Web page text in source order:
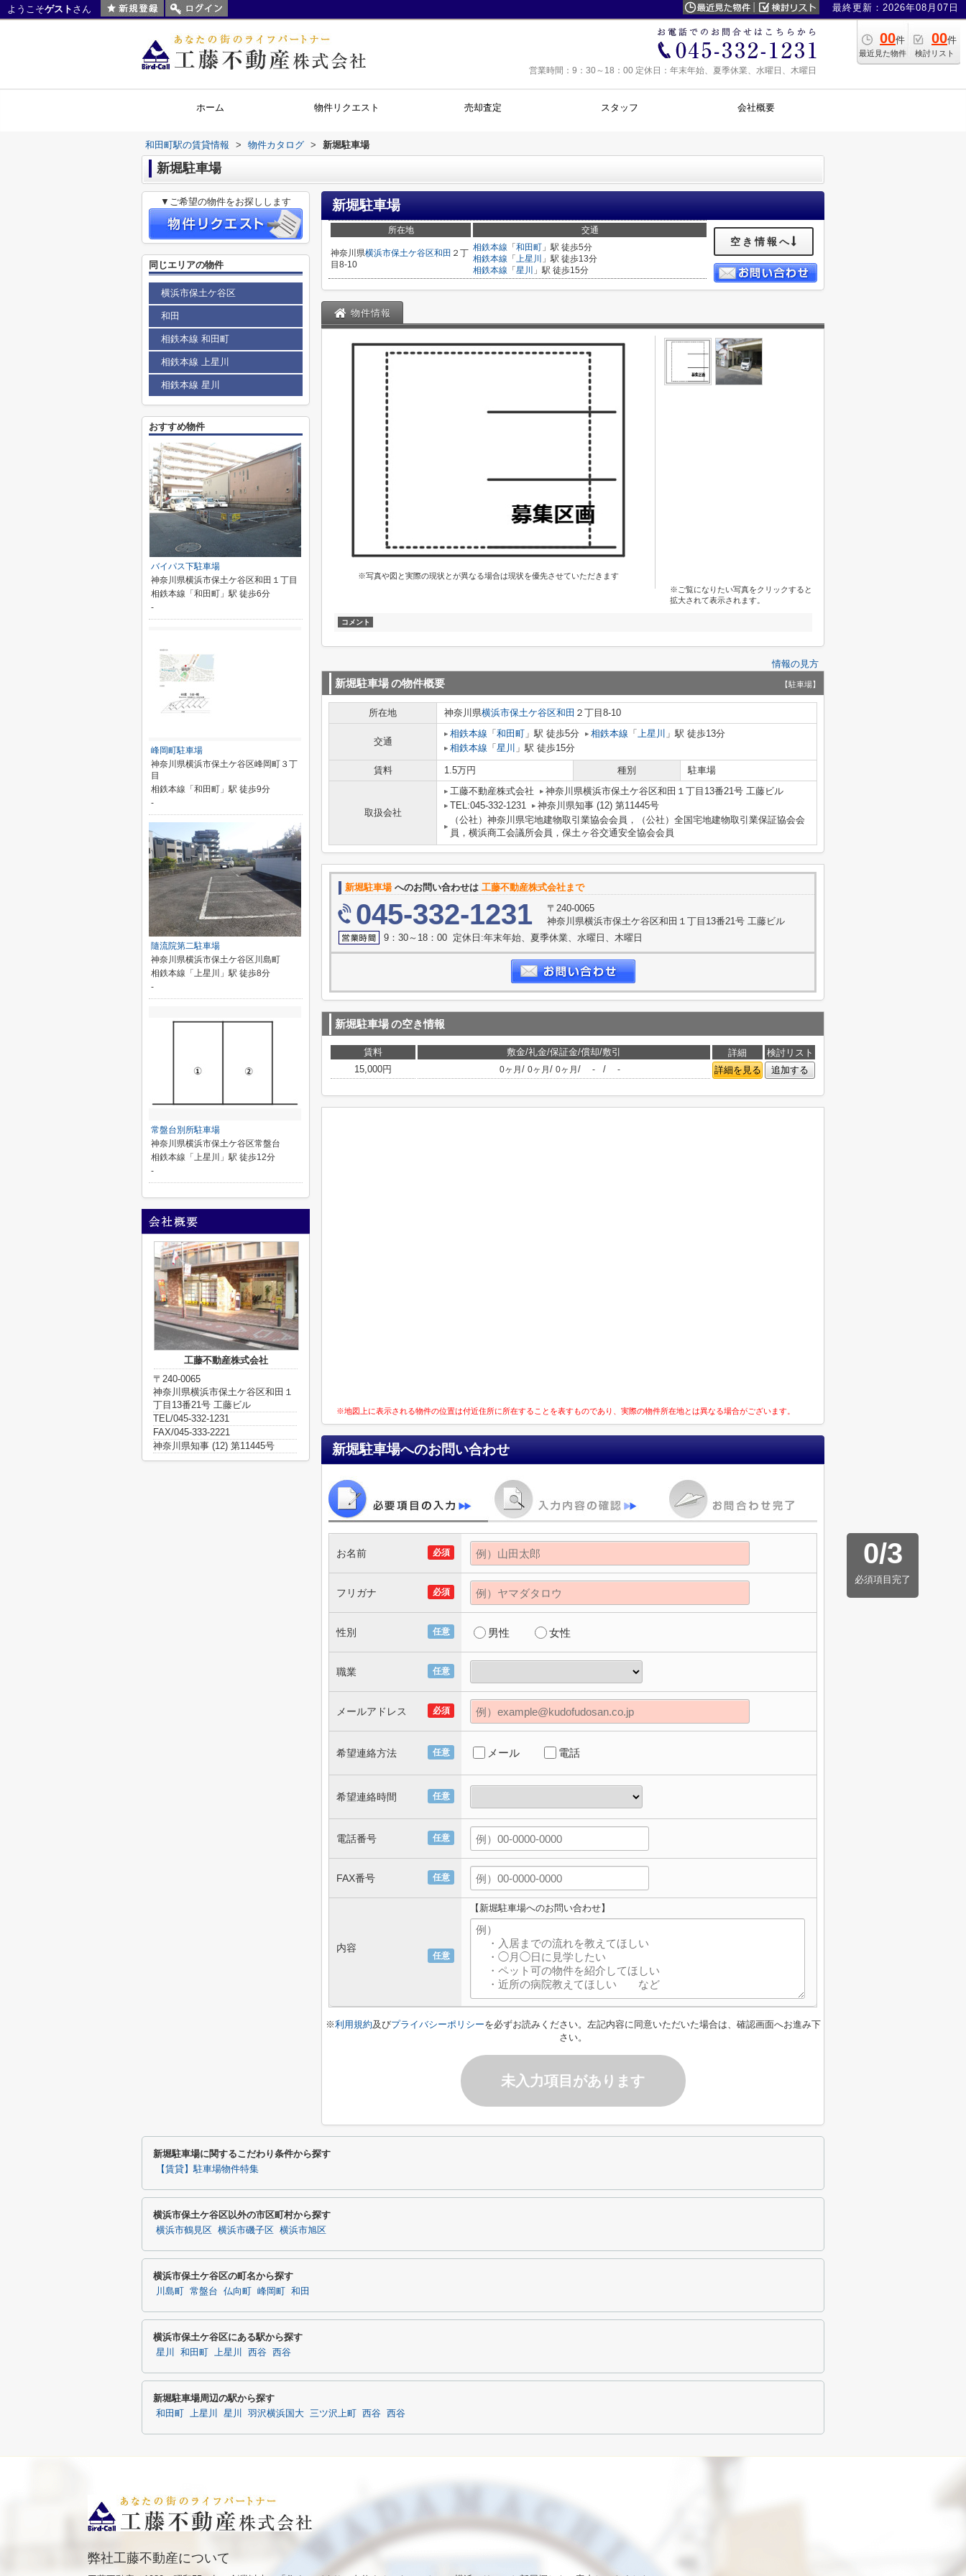
ようこそゲスト さん 最終更新：2026年08月07日
00件
最近見た物件
00件
検討リスト
営業時間：9：30～18：00 定休日：年末年始、夏季休業、水曜日、木曜日
ホーム 物件リクエスト 売却査定 スタッフ 会社概要
和田町駅の賃貸情報 > 物件カタログ > 新堀駐車場
新堀駐車場
新堀駐車場
所在地 交通
神奈川県横浜市保土ケ谷区和田 ２丁
目8-10
相鉄本線 「 和田町 」駅 徒歩5分
相鉄本線 「 上星川
」駅 徒歩13分
相鉄本線 「 星川 」駅 徒歩15分
空き情報へ
物件情報
※写真や図と実際の現状とが異なる場合は現状を優先させていただきます
※ご覧になりたい写真をクリックすると
拡大されて表示されます。
コメント
情報の見方
新堀駐車場の物件概要 【駐車場】
所在地 神奈川県横浜市保土ケ谷区和田 ２丁目8-10
交通
相鉄本線 「 和田町 」駅 徒歩5分 相鉄本線 「 上星川 」駅 徒歩13分
相鉄本線 「 星川 」駅 徒歩15分
賃料 1.5万円 種別 駐車場
取扱会社
工藤不動産株式会社
神奈川県横浜市保土ケ谷区和田１丁目13番21号 工藤ビル
TEL:045-332-1231
神奈川県知事 (12) 第11445号
（公社）神奈川県宅地建物取引業協会会員，（公社）全国宅地建物取引業保証協会会
員，横浜商工会議所会員，保土ヶ谷交通安全協会会員
新堀駐車場へのお問い合わせは 工藤不動産株式会社まで
045-332-1231
〒240-0065
神奈川県横浜市保土ケ谷区和田１丁目13番21号 工藤ビル
9：30～18：00 定休日:年末年始、夏季休業、水曜日、木曜日
新堀駐車場の空き情報
賃料 敷金/礼金/保証金/償却/敷引 詳細
検討リスト
15,000円
0ヶ月 / 0ヶ月 / 0ヶ月 / - / - 詳細を見る 追加する
※地図上に表示される物件の位置は付近住所に所在することを表すものであり、実際の物件所在地とは異なる場合がございます。
新堀駐車場へのお問い合わせ
0/3
必須項目完了
必須
お名前
必須
フリガナ
任意
性別 男性 女性
任意
職業
必須
メールアドレス
任意
希望連絡方法 メール 電話
任意
希望連絡時間
任意
電話番号
任意
FAX番号
任意
内容
【新堀駐車場へのお問い合わせ】
※利用規約及びプライバシーポリシーを必ずお読みください。左記内容に同意いただいた場合は、確認画面へお進み下
さい。
未入力項目があります
▼ご希望の物件をお探しします
同じエリアの物件
横浜市保土ケ谷区
和田
相鉄本線 和田町
相鉄本線 上星川
相鉄本線 星川
おすすめ物件
バイパス下駐車場
神奈川県横浜市保土ケ谷区和田１丁目
相鉄本線「和田町」駅 徒歩6分
-
峰岡町駐車場
神奈川県横浜市保土ケ谷区峰岡町３丁
目
相鉄本線「和田町」駅 徒歩9分
-
隨流院第二駐車場
神奈川県横浜市保土ケ谷区川島町
相鉄本線「上星川」駅 徒歩8分
-
常盤台別所駐車場
神奈川県横浜市保土ケ谷区常盤台
相鉄本線「上星川」駅 徒歩12分
-
工藤不動産株式会社
〒240-0065
神奈川県横浜市保土ケ谷区和田１
丁目13番21号 工藤ビル
TEL/045-332-1231
FAX/045-333-2221
神奈川県知事 (12) 第11445号
新堀駐車場に関するこだわり条件から探す
【賃貸】駐車場物件特集
横浜市保土ケ谷区以外の市区町村から探す
横浜市鶴見区 横浜市磯子区 横浜市旭区
横浜市保土ケ谷区の町名から探す
川島町 常盤台 仏向町 峰岡町 和田
横浜市保土ケ谷区にある駅から探す
星川 和田町 上星川 西谷 西谷
新堀駐車場周辺の駅から探す
和田町 上星川 星川 羽沢横浜国大 三ツ沢上町 西谷 西谷
弊社工藤不動産について